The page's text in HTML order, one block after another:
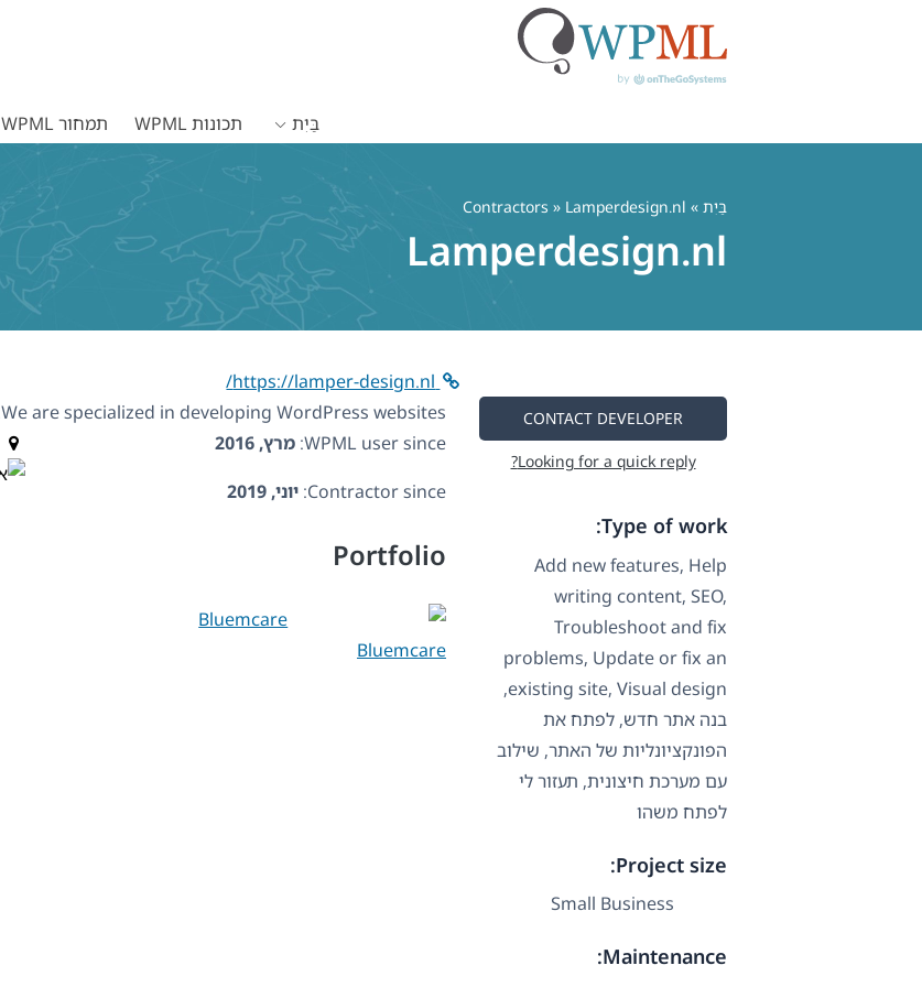
בַּיִת תכונות WPML תמחור WPML
בַּיִת »
Contractors » Lamperdesign.nl
Lamperdesign.nl
CONTACT DEVELOPER
Looking for a quick reply?
Type of work:
Add new features, Help
writing content, SEO,
Troubleshoot and fix
problems, Update or fix an
existing site, Visual design,
בנה אתר חדש, לפתח את
הפונקציונליות של האתר, שילוב
עם מערכת חיצונית, תעזור לי
לפתח משהו
Project size:
Small Business
Maintenance:
We are specialized in developing WordPress websites.
WPML user since: מרץ, 2016
Contractor since: יוני, 2019
Portfolio
Bluemcare